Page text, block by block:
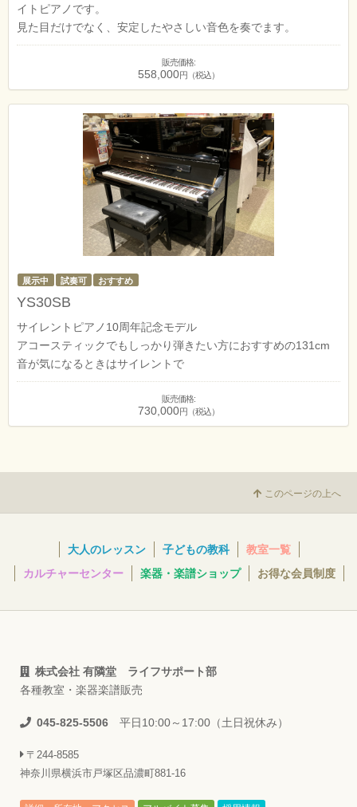
イトピアノです。
見た目だけでなく、安定したやさしい音色を奏でます。
販売価格:
558,000円（税込）
展示中 試奏可 おすすめ
YS30SB
サイレントピアノ10周年記念モデル
アコースティックでもしっかり弾きたい方におすすめの131cm
音が気になるときはサイレントで
販売価格:
730,000円（税込）
このページの上へ
大人のレッスン 子どもの教科
教室一覧
カルチャーセンター
楽器・楽譜ショップ お得な会員制度
株式会社 有隣堂 ライフサポート部
各種教室・楽器楽譜販売
045-825-5506 平日10:00～17:00（土日祝休み）
〒244-8585
神奈川県横浜市戸塚区品濃町881-16